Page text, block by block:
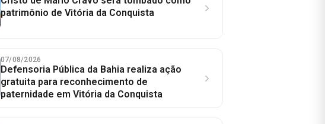
patrimônio de Vitória da Conquista
07/08/2026
Defensoria Pública da Bahia realiza ação
gratuita para reconhecimento de
paternidade em Vitória da Conquista